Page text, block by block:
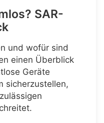
SAR-
und wofür sind
einen Überblick
Geräte
sicherzustellen,